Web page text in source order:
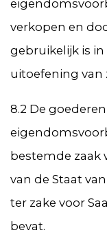
verkopen en
gebruikelijk is
uitoefening van
8.2 De
bestemde zaak
van de Staat
ter zake voor
bevat.